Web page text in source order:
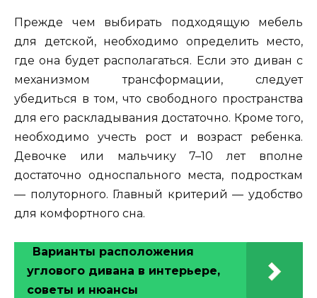
Прежде чем выбирать подходящую мебель
для детской, необходимо определить место,
где она будет располагаться. Если это диван с
механизмом трансформации, следует
убедиться в том, что свободного пространства
для его раскладывания достаточно. Кроме того,
необходимо учесть рост и возраст ребенка.
Девочке или мальчику 7–10 лет вполне
достаточно односпального места, подросткам
— полуторного. Главный критерий — удобство
для комфортного сна.
Варианты расположения
углового дивана в интерьере,
советы и нюансы